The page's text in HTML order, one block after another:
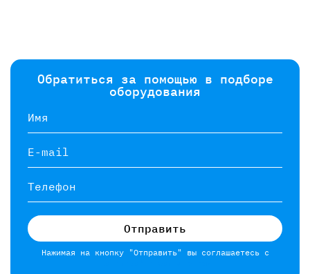
Обратиться за помощью в подборе
оборудования
Имя
E-mail
Телефон
Отправить
Нажимая на кнопку "Отправить" вы соглашаетесь с